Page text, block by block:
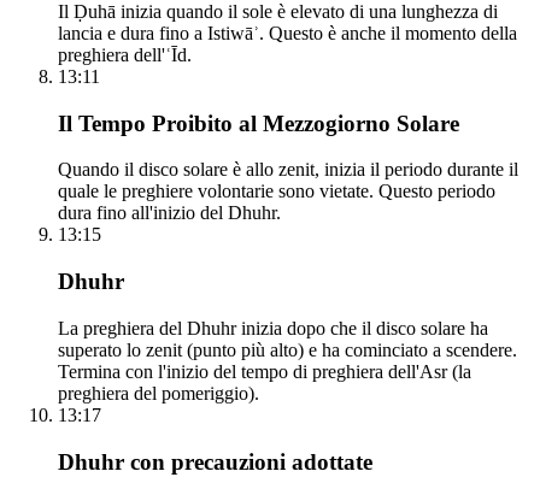
Il Ḍuhā inizia quando il sole è elevato di una lunghezza di
lancia e dura fino a Istiwāʾ. Questo è anche il momento della
preghiera dell'ʿĪd.
13:11
Il Tempo Proibito al Mezzogiorno Solare
Quando il disco solare è allo zenit, inizia il periodo durante il
quale le preghiere volontarie sono vietate. Questo periodo
dura fino all'inizio del Dhuhr.
13:15
Dhuhr
La preghiera del Dhuhr inizia dopo che il disco solare ha
superato lo zenit (punto più alto) e ha cominciato a scendere.
Termina con l'inizio del tempo di preghiera dell'Asr (la
preghiera del pomeriggio).
13:17
Dhuhr con precauzioni adottate